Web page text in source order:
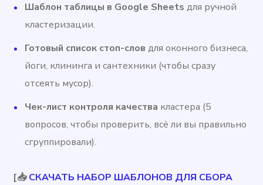
Шаблон таблицы в Google Sheets для ручной
кластеризации.
Готовый список стоп-слов для оконного бизнеса,
йоги, клининга и сантехники (чтобы сразу
отсеять мусор).
Чек-лист контроля качества кластера (5
вопросов, чтобы проверить, всё ли вы правильно
сгруппировали).
[📥СКАЧАТЬ НАБОР ШАБЛОНОВ ДЛЯ СБОРА